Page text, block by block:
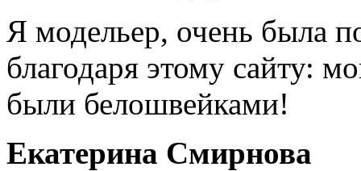
Я модельер, очень была
благодаря этому сайту:
были белошвейками!
Екатерина Смирнова